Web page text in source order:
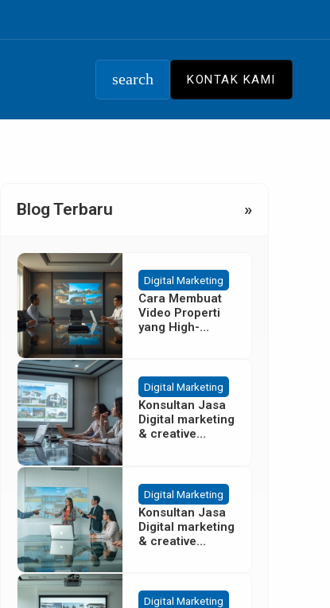
search KONTAK KAMI
Blog Terbaru »
Digital Marketing
Cara Membuat
Video Properti
yang High-
Digital Marketing
Konsultan Jasa
Digital marketing
& creative
Tangerang
Digital Marketing
Konsultan Jasa
Digital marketing
& creative
Digital Marketing